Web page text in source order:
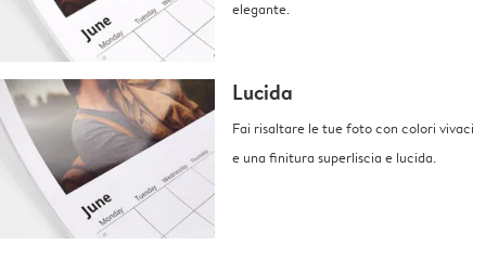
elegante.
Lucida
Fai risaltare le tue foto con colori vivaci
e una finitura superliscia e lucida.